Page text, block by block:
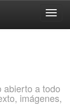
abierto a todo
imágenes,